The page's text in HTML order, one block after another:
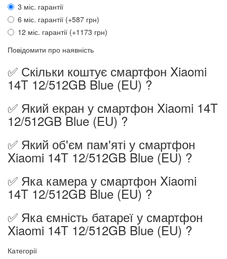
3 міс. гарантії
6 міс. гарантії (+587 грн)
12 міс. гарантії (+1173 грн)
Повідомити про наявність
✅ Скільки коштує смартфон Xiaomi
14T 12/512GB Blue (EU) ?
✅ Який екран у смартфон Xiaomi 14T
12/512GB Blue (EU) ?
✅ Який об'єм пам'яті у смартфон
Xiaomi 14T 12/512GB Blue (EU) ?
✅ Яка камера у смартфон Xiaomi
14T 12/512GB Blue (EU) ?
✅ Яка ємність батареї у смартфон
Xiaomi 14T 12/512GB Blue (EU) ?
Категорії